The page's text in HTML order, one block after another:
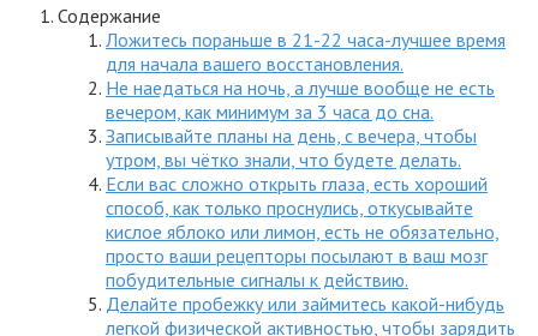
Содержание
Ложитесь пораньше в 21-22 часа-лучшее время
для начала вашего восстановления.
Не наедаться на ночь, а лучше вообще не есть
вечером, как минимум за 3 часа до сна.
Записывайте планы на день, с вечера, чтобы
утром, вы чётко знали, что будете делать.
Если вас сложно открыть глаза, есть хороший
способ, как только проснулись, откусывайте
кислое яблоко или лимон, есть не обязательно,
просто ваши рецепторы посылают в ваш мозг
побудительные сигналы к действию.
Делайте пробежку или займитесь какой-нибудь
легкой физической активностью, чтобы зарядить